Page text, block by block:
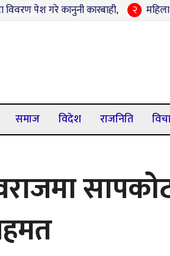
कारबाही, २ महिला अधिकार
समाज विदेश राजनिति